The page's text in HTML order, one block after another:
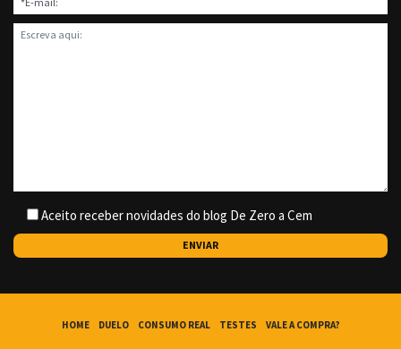
Aceito receber novidades do blog De Zero a Cem
HOME DUELO CONSUMO REAL TESTES VALE A COMPRA?